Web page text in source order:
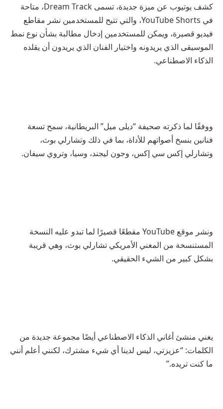
كشف يوتيوب عن ميزة جديدة، تسمى Dream Track، متاحة
في YouTube Shorts، والتي تتيح للمستخدمين نشر مقاطع
فيديو قصيرة، ويمكن للمستخدمين إدخال مطالبة بشأن نوع نمط
الموسيقى الذي يريدونه واختيار الفنان الذي يريدون أن يقلده
الذكاء الاصطناعي.
ووفقًا لما ذكرته صحيفة “ديلى ميل” البريطانية، سمح تسعة
فنانين بنسخ أصواتهم للأداة، بما في ذلك وتشارلي بوث،
وتشارلي إكس سي إكس، وجون ليجند، وسيا، وتروي سيفان.
ونشر موقع YouTube مقطعًا قصيرًا لما تبدو عليه النسخة
المستنسخة من المغني الأمريكي تشارلي بوث، وهي قريبة
بشكل كبير من الشيء الحقيقي.
يغني منشئ أغاني الذكاء الاصطناعي أيضًا مجموعة جديدة من
الكلمات: “عزيزتي، ليس لدينا أي شيء مشترك، لكنني أعلم أنني
ما كنت تريده.”